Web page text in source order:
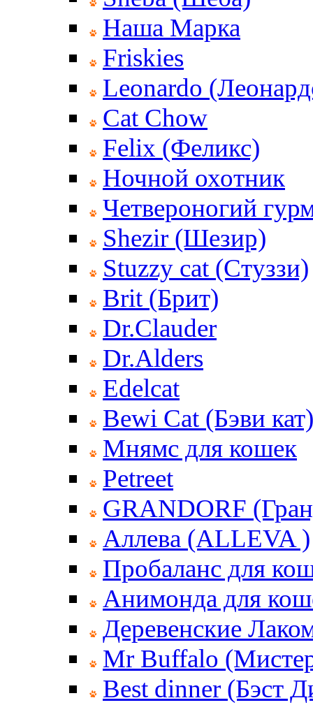
Наша Марка
Friskies
Leonardo
Cat Chow
Felix (Феликс)
Ночной охотник
Четвероногий
Shezir (Шезир)
Stuzzy cat (Стуззи)
Brit (Брит)
Dr.Clauder
Dr.Alders
Edelcat
Bewi Cat (Бэви кат)
Мнямс для кошек
Petreet
GRANDORF
Аллева (ALLEVA )
Пробаланс для
Анимонда для
Деревенские
Mr Buffalo
Best dinner (Бэст